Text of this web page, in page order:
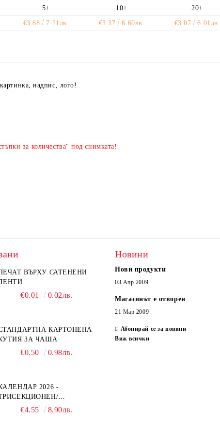
5+ 10+ 20+
€3.68 7.21лв. €3.37 6.60лв. €3.07 6.01лв.
надпис, лого!
за количества" под снимката!
ВЪРХУ САТЕНЕНИ
€0.01 0.02лв.
КАРТОНЕНА
ЗА ЧАША
€0.50 0.98лв.
2026 -
ЕДНОСЕКЦИОНЕН
€4.55 8.90лв.
Новини
Нови продукти
03 Апр 2009
Магазинът е отворен
21 Мар 2009
Абонирай се за новини
Виж всички